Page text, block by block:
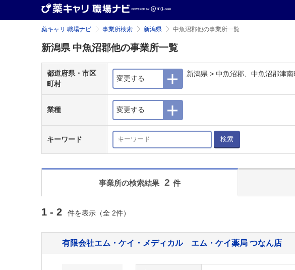
薬キャリ 職場ナビ 事業所検索 新潟県 中魚沼郡他の事業所一覧
新潟県 中魚沼郡他の事業所一覧
都道府県・市区
町村
変更する
新潟県 > 中魚沼郡、中魚沼郡津南
業種 変更する
キーワード 検索
事業所の検索結果 2 件
1 - 2 件を表示（全 2件）
有限会社エム・ケイ・メディカル エム・ケイ薬局 つなん店